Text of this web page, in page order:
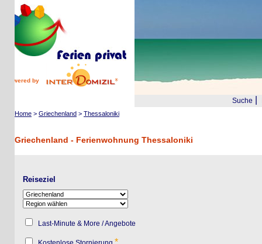
by
Suche|
Home>Griechenland>Thessaloniki
Griechenland - Ferienwohnung Thessaloniki
Reiseziel
Last-Minute & More / Angebote